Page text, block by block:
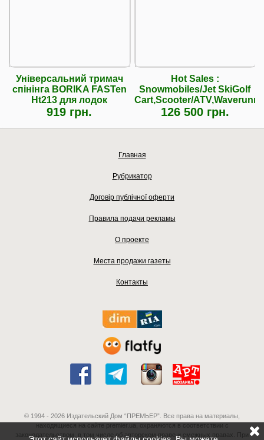
Універсальний тримач
спінінга BORIKA FASTen
Ht213 для лодок
919 грн.
Hot Sales :
Snowmobiles/Jet SkiGolf
Cart,Scooter/
126 500 грн.
Главная
Рубрикатор
Договір публічної оферти
Правила подачи рекламы
О проекте
Места продажи газеты
Контакты
© 1994 - 2026 Издательский Дом “ПРЕМЬЕР”. Все права на материалы,
находящиеся на сайте premier.ua, охраняются в соответствии с
законодательством, в том числе об авторском праве и смежных правах. При